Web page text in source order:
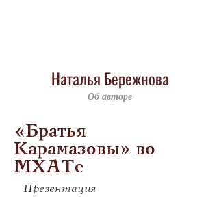
Наталья Бережнова
Об авторе
«Братья
Карамазовы» во
МХАТе
Презентация